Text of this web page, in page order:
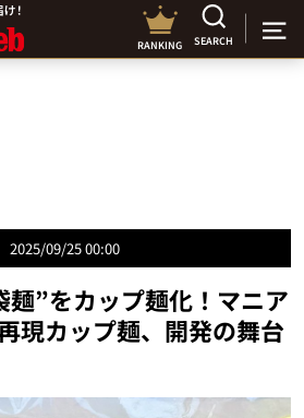
RANKING SEARCH
2025/09/25 00:00
”をカップ麺化！マニア
現カップ麺、開発の舞台